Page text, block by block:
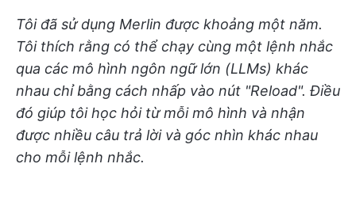
Tôi đã sử dụng Merlin được khoảng một năm.
Tôi thích rằng có thể chạy cùng một lệnh nhắc
qua các mô hình ngôn ngữ lớn (LLMs) khác
nhau chỉ bằng cách nhấp vào nút "Reload". Điều
đó giúp tôi học hỏi từ mỗi mô hình và nhận
được nhiều câu trả lời và góc nhìn khác nhau
cho mỗi lệnh nhắc.